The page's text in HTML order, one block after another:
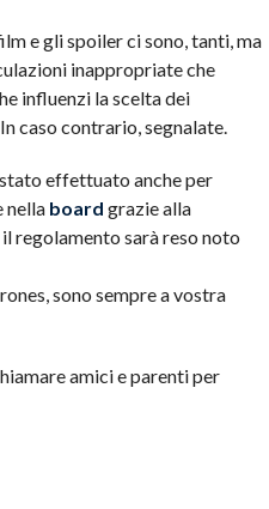
e gli spoiler ci sono, tanti, ma
inappropriate che
influenzi la scelta dei
caso contrario, segnalate.
effettuato anche per
nella board grazie alla
regolamento sarà reso noto
sono sempre a vostra
amici e parenti per